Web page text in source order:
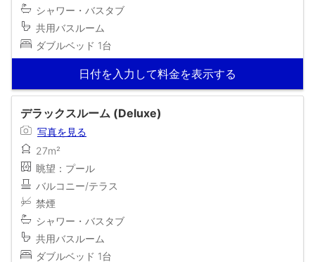
シャワー・バスタブ
共用バスルーム
ダブルベッド 1台
日付を入力して料金を表示する
デラックスルーム (Deluxe)
写真を見る
27m²
眺望：プール
バルコニー/テラス
禁煙
シャワー・バスタブ
共用バスルーム
ダブルベッド 1台